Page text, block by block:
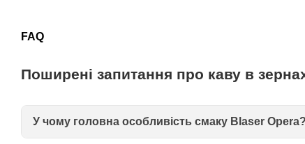
FAQ
Поширені запитання про каву в
У чому головна особливість смаку Blaser Opera?